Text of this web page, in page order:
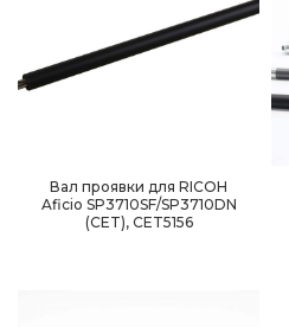
Вал проявки для RICOH
Aficio SP3710SF/SP3710DN
(CET), CET5156